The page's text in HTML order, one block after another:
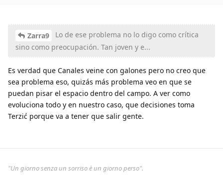
Zarra9
Lo de ese problema no lo digo como crítica
sino como preocupación. Tan joven y e...
Es verdad que Canales veine con galones pero no creo que
sea problema eso, quizás más problema veo en que se
puedan pisar el espacio dentro del campo. A ver como
evoluciona todo y en nuestro caso, que decisiones toma
Terzić porque va a tener que salir gente.
"Un giorno senza un sorriso è un giorno perso".